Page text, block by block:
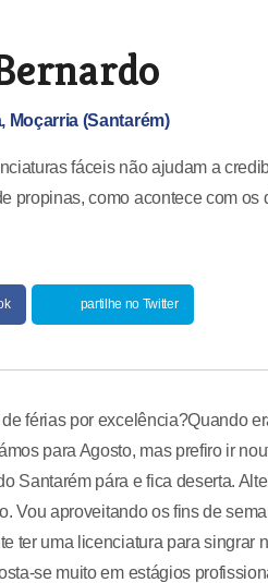
Moçarria (Santarém)
fáceis não ajudam a
propinas, como acontece com
partilhe no Twitter
férias por excelência?Quando
para Agosto, mas prefiro ir
Santarém pára e fica deserta.
Vou aproveitando os fins de
ter uma licenciatura para
se muito em estágios